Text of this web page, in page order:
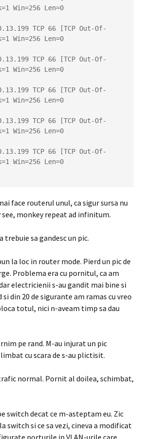
Win=256 Len=0
Win=256 Len=0
Win=256 Len=0
Win=256 Len=0
Win=256 Len=0
Win=256 Len=0
face routerul unul, ca sigur sursa nu
monkey repeat ad infinitum.
trebuie sa gandesc un pic.
la loc in router mode. Pierd un pic de
Problema era cu pornitul, ca am
electricienii s-au gandit mai bine si
din 20 de sigurante am ramas cu vreo
totul, nici n-aveam timp sa dau
pe rand. M-au injurat un pic
cu scara de s-au plictisit.
normal. Pornit al doilea, schimbat,
switch decat ce m-asteptam eu. Zic
switch si ce sa vezi, cineva a modificat
porturile in VLAN-urile care